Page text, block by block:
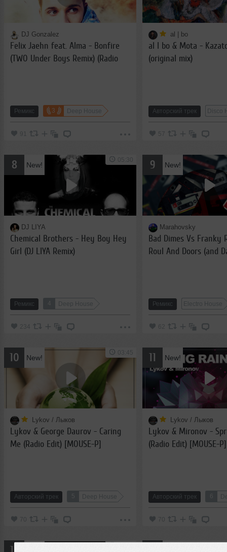
DJ Gonzalez
Felix Jaehn feat. Alma - Bonfire
(TWO Under Boys Remix) (Radio
Ремикс 3 Deep House
91
al | bo
al l bo & Mota -
(original mix)
Авторский трек Disco
57
8 New!
DJ LIYA
Chemical Brothers - Hey Boy Hey
Girl (DJ LIYA Remix)
Ремикс 4 Deep House
234
05:30 9 New!
Marahovsky
Bad Dimes Vs Franky
Roul And Doors (and
Ремикс Electro House
62
10 New!
Lykov / Лыков
Lykov & George Daurov - Caring
Me (Radio Edit) [MOUSE-P]
Авторский трек 5 Deep House
70
03:45 11 New!
Lykov / Лыков
Lykov & Mironov -
(Radio Edit) [MOUSE-P]
Авторский трек 6
70